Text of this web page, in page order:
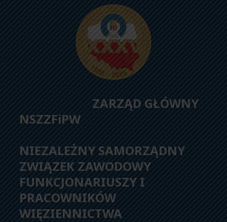
ZARZĄD GŁÓWNY
NSZZFiPW
NIEZALEŻNY SAMORZĄDNY
ZWIĄZEK ZAWODOWY
FUNKCJONARIUSZY I
PRACOWNIKÓW
WIĘZIENNICTWA